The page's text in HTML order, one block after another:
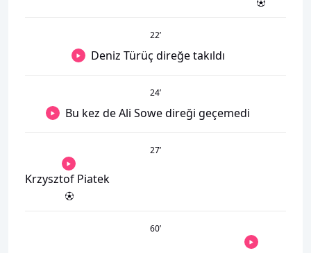
22’
Deniz Türüç direğe takıldı
24’
Bu kez de Ali Sowe direği geçemedi
27’
Krzysztof Piatek
60’